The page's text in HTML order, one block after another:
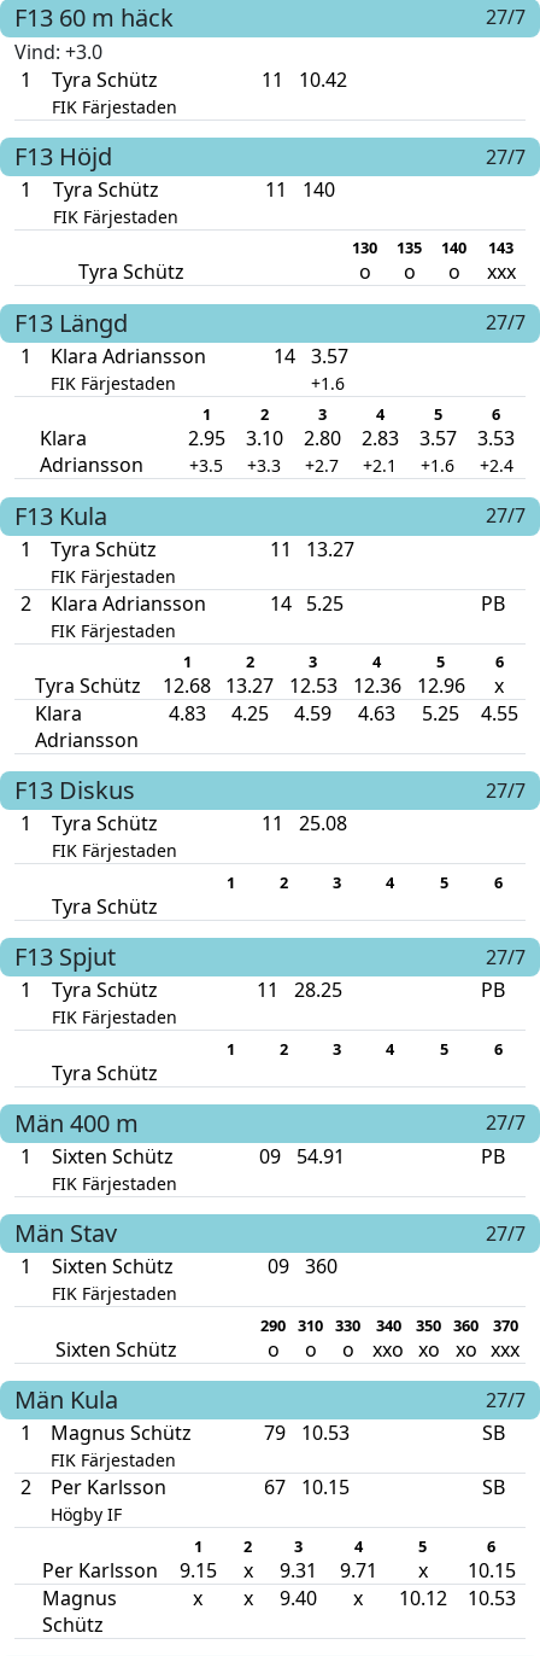
F13 60 m häck
27/7
Vind: +3.0
1
Tyra Schütz
FIK Färjestaden
11 10.42
F13 Höjd
27/7
1
Tyra Schütz
FIK Färjestaden
11 140
130 135 140 143
Tyra Schütz o o o xxx
F13 Längd
27/7
1
Klara Adriansson
FIK Färjestaden
14 3.57
+1.6
1 2 3 4 5 6
Klara
Adriansson
2.95
+3.5
3.10
+3.3
2.80
+2.7
2.83
+2.1
3.57
+1.6
3.53
+2.4
F13 Kula
27/7
1
Tyra Schütz
FIK Färjestaden
11 13.27
2 Klara Adriansson
FIK Färjestaden
14 5.25 PB
1 2 3 4 5 6
Tyra Schütz 12.68 13.27 12.53 12.36 12.96
x
Klara
Adriansson
4.83 4.25 4.59 4.63 5.25 4.55
F13 Diskus
27/7
1
Tyra Schütz
FIK Färjestaden
11 25.08
1 2 3 4 5 6
Tyra Schütz
F13 Spjut
27/7
1
Tyra Schütz
FIK Färjestaden
11 28.25 PB
1 2 3 4 5 6
Tyra Schütz
Män 400 m
27/7
1
Sixten Schütz
FIK Färjestaden
09 54.91 PB
Män Stav
27/7
1
Sixten Schütz
FIK Färjestaden
09 360
290 310 330 340 350 360 370
Sixten Schütz o o o xxo xo xo xxx
Män Kula
27/7
1
Magnus Schütz
FIK Färjestaden
79 10.53 SB
2 Per Karlsson
Högby IF
67 10.15 SB
1 2 3 4 5 6
Per Karlsson 9.15 x 9.31 9.71 x
10.15
Magnus
Schütz
x x 9.40 x 10.12 10.53